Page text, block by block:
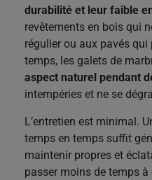
durabilité et leur faible
revêtements en bois qui
régulier ou aux pavés
temps, les galets de
aspect naturel pendant
intempéries et ne se
L’entretien est minimal.
temps en temps suffit
maintenir propres et
passer moins de temps à